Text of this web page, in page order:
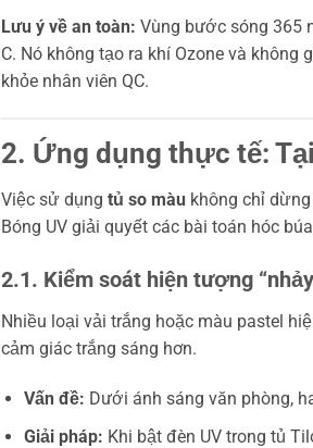
Lưu ý về an toàn: Vùng bước sóng 365
C. Nó không tạo ra khí Ozone và
khỏe nhân viên QC.
2. Ứng dụng thực tế:
Việc sử dụng tủ so màu không chỉ
Bóng UV giải quyết các bài toán hóc
2.1. Kiểm soát hiện tượng
Nhiều loại vải trắng hoặc màu pastel
cảm giác trắng sáng hơn.
Vấn đề: Dưới ánh sáng văn phòng,
Giải pháp: Khi bật đèn UV trong tủ